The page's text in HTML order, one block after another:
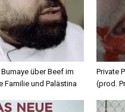
über Beef im
Familie und Palästina
Private
(prod.